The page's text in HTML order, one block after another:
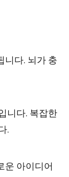
니다. 뇌가 충
니다. 복잡한
.
운 아이디어